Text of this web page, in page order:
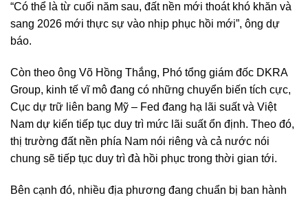
“Có thể là từ cuối năm sau, đất nền mới thoát khó khăn và
sang 2026 mới thực sự vào nhịp phục hồi mới”, ông dự
báo.
Còn theo ông Võ Hồng Thắng, Phó tổng giám đốc DKRA
Group, kinh tế vĩ mô đang có những chuyển biến tích cực,
Cục dự trữ liên bang Mỹ – Fed đang hạ lãi suất và Việt
Nam dự kiến tiếp tục duy trì mức lãi suất ổn định. Theo đó,
thị trường đất nền phía Nam nói riêng và cả nước nói
chung sẽ tiếp tục duy trì đà hồi phục trong thời gian tới.
Bên cạnh đó, nhiều địa phương đang chuẩn bị ban hành